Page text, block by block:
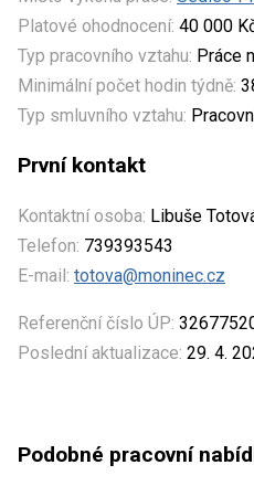
Platové ohodnocení: 40 000
Typ pracovního vztahu: Práce
Minimální počet hodin týdně:
Typ smluvního vztahu:
První kontakt
Kontaktní osoba: Libuše
Telefon: 739393543
E-mail: totova@moninec.cz
Referenční číslo ÚP:
Poslední aktualizace: 29. 4.
Podobné pracovní